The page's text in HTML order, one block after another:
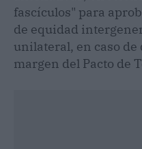
fascículos" para
de equidad
unilateral, en caso de
margen del Pacto de